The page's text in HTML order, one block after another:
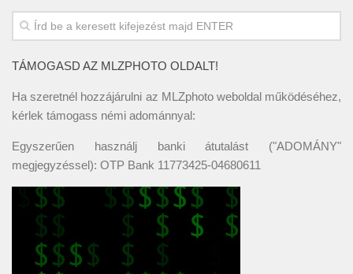
TÁMOGASD AZ MLZPHOTO OLDALT!
Ha szeretnél hozzájárulni az MLZphoto weboldal működéséhez,
kérlek támogass némi adománnyal:
Egyszerűen használj banki átutalást ("ADOMÁNY"
megjegyzéssel): OTP Bank 11773425-04680611